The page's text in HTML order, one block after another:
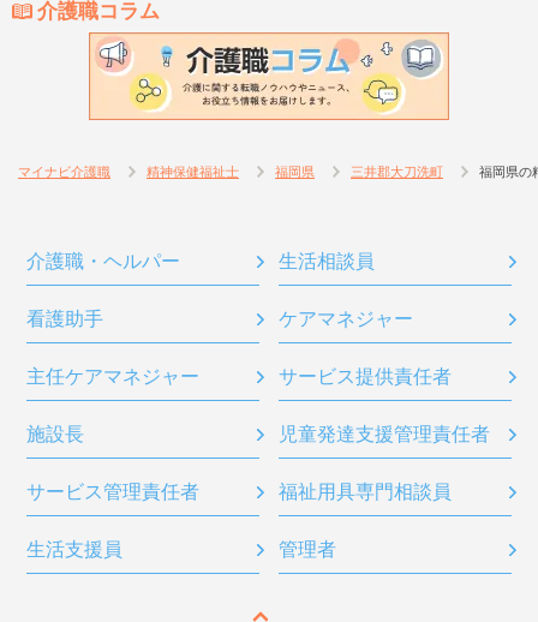
介護職コラム
マイナビ介護職 精神保健福祉士 福岡県 三井郡大刀洗町 福岡県の
介護職・ヘルパー 生活相談員
看護助手 ケアマネジャー
主任ケアマネジャー サービス提供責任者
施設長 児童発達支援管理責任者
サービス管理責任者 福祉用具専門相談員
生活支援員 管理者